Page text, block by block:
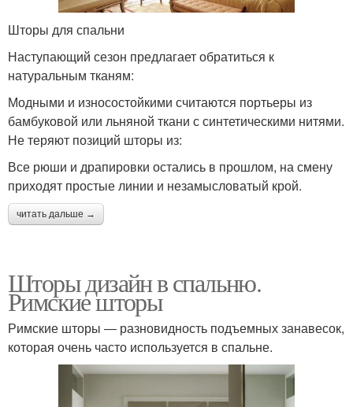
Шторы для спальни
Наступающий сезон предлагает обратиться к
натуральным тканям:
Модными и износостойкими считаются портьеры из
бамбуковой или льняной ткани с синтетическими нитями.
Не теряют позиций шторы из:
Все рюши и драпировки остались в прошлом, на смену
приходят простые линии и незамысловатый крой.
читать дальше →
Шторы дизайн в спальню.
Римские шторы
Римские шторы ― разновидность подъемных занавесок,
которая очень часто используется в спальне.